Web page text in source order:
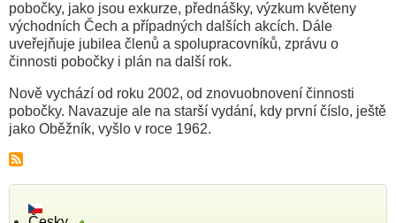
pobočky, jako jsou exkurze, přednášky, výzkum květeny
východních Čech a případných dalších akcích. Dále
uveřejňuje jubilea členů a spolupracovníků, zprávu o
činnosti pobočky i plán na další rok.
Nově vychází od roku 2002, od znovuobnovení činnosti
pobočky. Navazuje ale na starší vydání, kdy první číslo, ještě
jako Oběžník, vyšlo v roce 1962.